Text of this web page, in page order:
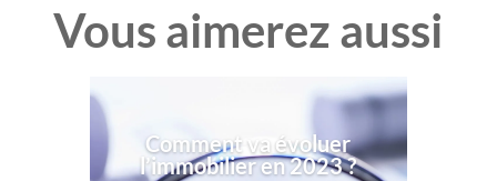
Vous aimerez aussi
Comment va évoluer
l’immobilier en 2023 ?